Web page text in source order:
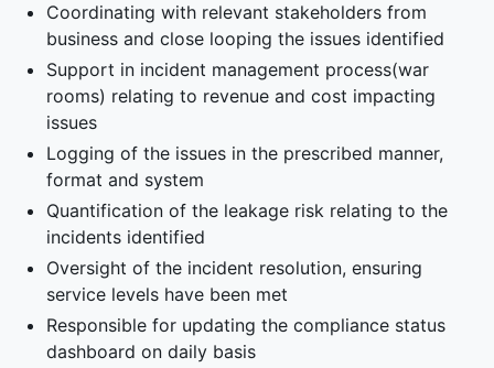
Coordinating with relevant stakeholders from
business and close looping the issues identified
Support in incident management process(war
rooms) relating to revenue and cost impacting
issues
Logging of the issues in the prescribed manner,
format and system
Quantification of the leakage risk relating to the
incidents identified
Oversight of the incident resolution, ensuring
service levels have been met
Responsible for updating the compliance status
dashboard on daily basis